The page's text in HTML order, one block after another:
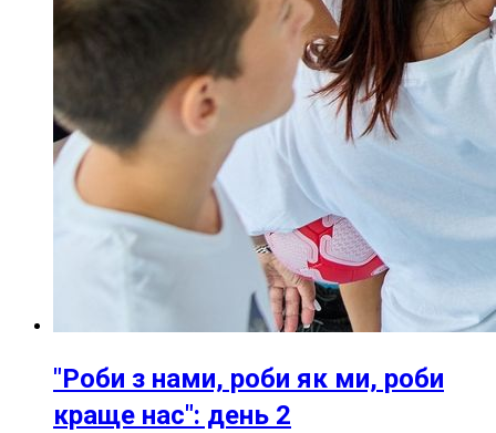
"Роби з нами, роби як ми, роби
краще нас": день 2